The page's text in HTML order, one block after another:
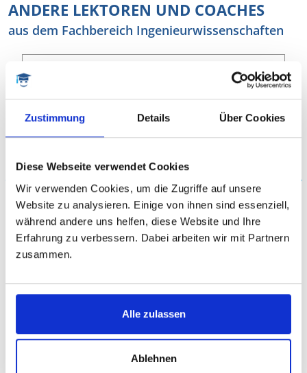
Zustimmung Details Über Cookies
Diese Webseite verwendet Cookies
Wir verwenden Cookies, um die Zugriffe auf unsere
Website zu analysieren. Einige von ihnen sind essenziell,
während andere uns helfen, diese Website und Ihre
Erfahrung zu verbessern. Dabei arbeiten wir mit Partnern
zusammen.
Alle zulassen
Ablehnen
ANDERE LEKTOREN UND COACHES
aus dem Fachbereich Ingenieurwissenschaften
Mayra
Doktor-Ingenieurin (Dr.-Ing.)
Wirtschaftsingenieur, Ingenieurwissenschaften,
Maschinenbau, Wirtschaftsingenieur,
Mikrosystemtechnik, Materialwissenschaft, LaTeX
VITA ANZEIGEN
HÄUFIGE FRAGEN